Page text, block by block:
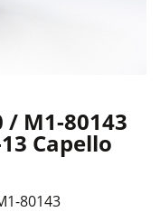
/ М1-80143
Capello
80143